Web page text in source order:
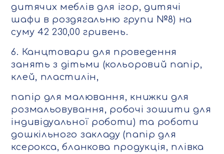
дитячих меблів для ігор, дитячі
шафи в роздягальню групи №8) на
суму 42 230,00 гривень.
6. Канцтовари для проведення
занять з дітьми (кольоровий папір,
клей, пластилін,
папір для малювання, книжки для
розмальовування, робочі зошити для
індивідуальної роботи) та роботи
дошкільного закладу (папір для
ксерокса, бланкова продукція, плівка